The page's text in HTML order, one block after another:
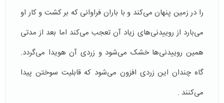
را در زمین پنهان می‌کند و با باران فراوانی که بر کشت و کار او
می‌بارد از روییدنی‌های زیاد آن تعجب می‌کند اما بعد از مدتی
همین روییدنی‌ها خشک می‌شود و زردی آن هویدا می‌گردد.
گاه چندان این زردی افزون می‌شود که قابلیت سوختن پیدا
می‌کنند .